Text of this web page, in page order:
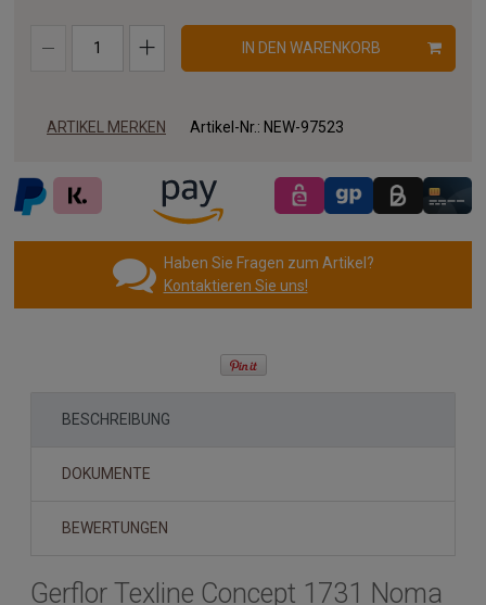
20.00x3.00 m IN DEN WARENKORB
ARTIKEL MERKEN Artikel-Nr.: NEW-97523
Haben Sie Fragen zum Artikel?
Kontaktieren Sie uns!
BESCHREIBUNG
DOKUMENTE
BEWERTUNGEN
Gerflor Texline Concept 1731 Noma